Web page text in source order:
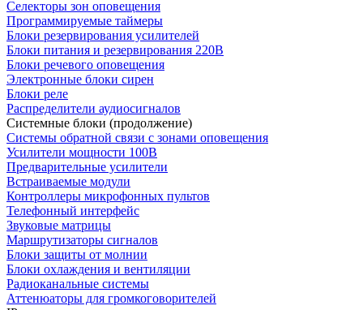
Селекторы зон оповещения
Программируемые таймеры
Блоки резервирования усилителей
Блоки питания и резервирования 220В
Блоки речевого оповещения
Электронные блоки сирен
Блоки реле
Распределители аудиосигналов
Системные блоки (продолжение)
Системы обратной связи с зонами оповещения
Усилители мощности 100В
Предварительные усилители
Встраиваемые модули
Контроллеры микрофонных пультов
Телефонный интерфейс
Звуковые матрицы
Маршрутизаторы сигналов
Блоки защиты от молнии
Блоки охлаждения и вентиляции
Радиоканальные системы
Аттенюаторы для громкоговорителей